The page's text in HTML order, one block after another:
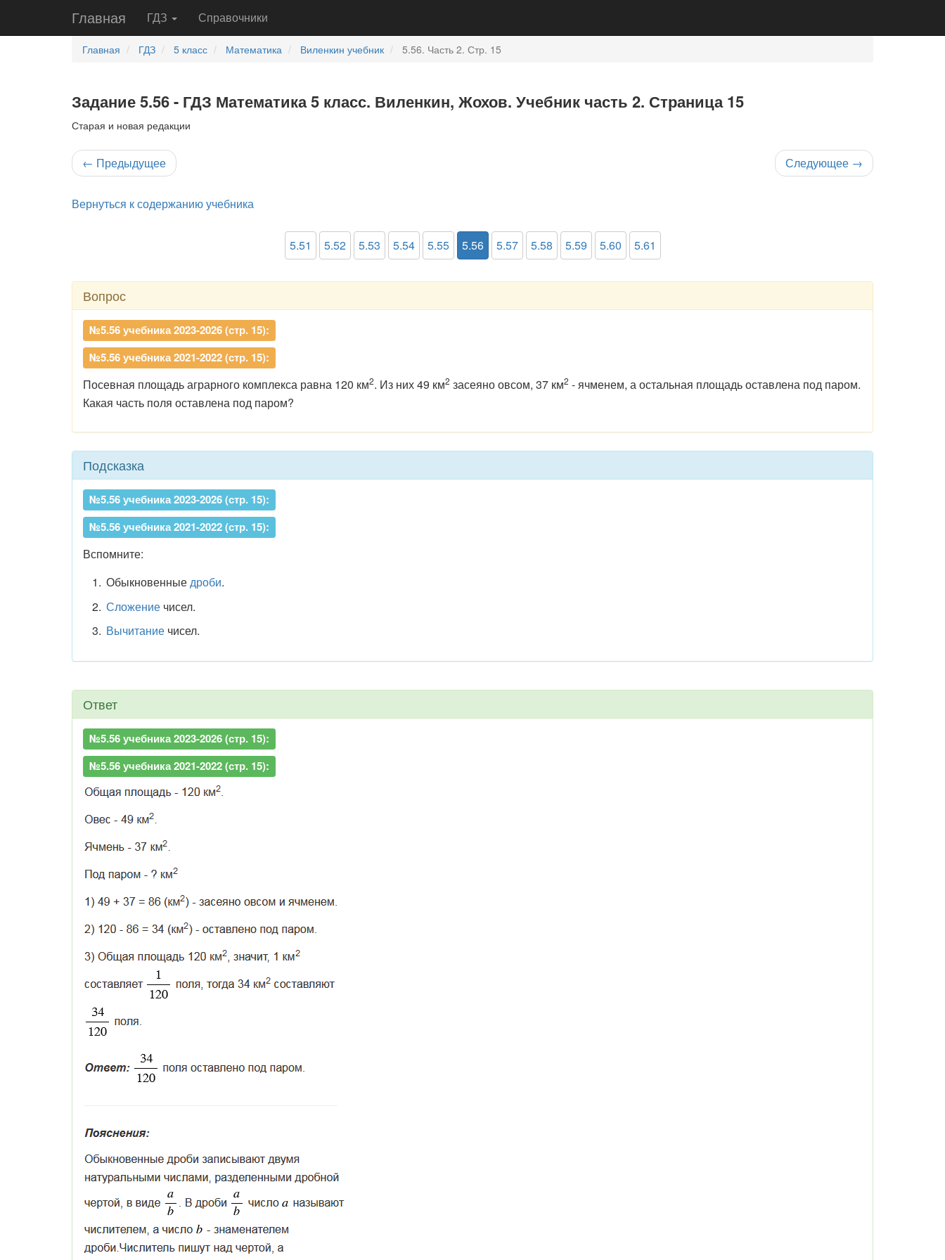
Главная ГДЗ Справочники
Главная ГДЗ 5 класс Математика Виленкин учебник 5.56. Часть 2. Стр. 15
Задание 5.56 - ГДЗ Математика 5 класс. Виленкин, Жохов. Учебник часть 2. Страница 15
Старая и новая редакции
← Предыдущее Следующее →
Вернуться к содержанию учебника
5.51 5.52 5.53 5.54 5.55 5.56 5.57 5.58 5.59 5.60 5.61
Вопрос
№5.56 учебника 2023-2026 (стр. 15):
№5.56 учебника 2021-2022 (стр. 15):
Посевная площадь аграрного комплекса равна 120 км2. Из них 49 км2 засеяно овсом, 37 км2 - ячменем, а остальная площадь оставлена под паром.
Какая часть поля оставлена под паром?
Подсказка
№5.56 учебника 2023-2026 (стр. 15):
№5.56 учебника 2021-2022 (стр. 15):
Вспомните:
Обыкновенныедроби.
Сложениечисел.
Вычитаниечисел.
Ответ
№5.56 учебника 2023-2026 (стр. 15):
№5.56 учебника 2021-2022 (стр. 15):